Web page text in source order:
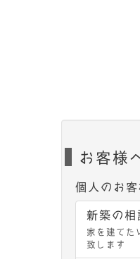
お客様
個人のお
新築の相
家を建てた
致します